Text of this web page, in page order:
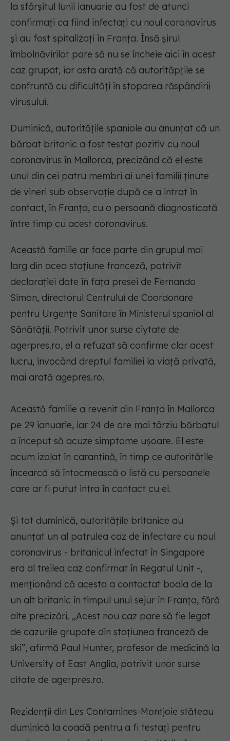
la sfârşitul lunii ianuarie au fost de atunci
confirmaţi ca fiind infectaţi cu noul coronavirus
şi au fost spitalizaţi în Franţa. Însă şirul
îmbolnăvirilor pare să nu se încheie aici în acest
caz grupat, iar asta arată că autorităpțile se
confruntă cu dificultăți în stoparea răspândirii
virusului.
Duminică, autorităţile spaniole au anunţat că un
bărbat britanic a fost testat pozitiv cu noul
coronavirus în Mallorca, precizând că el este
unul din cei patru membri ai unei familii ţinute
de vineri sub observaţie după ce a intrat în
contact, în Franţa, cu o persoană diagnosticată
între timp cu acest coronavirus.
Această familie ar face parte din grupul mai
larg din acea staţiune franceză, potrivit
declaraţiei date în faţa presei de Fernando
Simon, directorul Centrului de Coordonare
pentru Urgenţe Sanitare în Ministerul spaniol al
Sănătăţii. Potrivit unor surse ciytate de
agerpres.ro, el a refuzat să confirme clar acest
lucru, invocând dreptul familiei la viaţă privată,
mai arată agepres.ro.
Această familie a revenit din Franţa în Mallorca
pe 29 ianuarie, iar 24 de ore mai târziu bărbatul
a început să acuze simptome uşoare. El este
acum izolat în carantină, în timp ce autorităţile
încearcă să întocmească o listă cu persoanele
care ar fi putut intra în contact cu el.
Şi tot duminică, autorităţile britanice au
anunţat un al patrulea caz de infectare cu noul
coronavirus - britanicul infectat în Singapore
era al treilea caz confirmat în Regatul Unit -,
menţionând că acesta a contactat boala de la
un alt britanic în timpul unui sejur în Franţa, fără
alte precizări. „Acest nou caz pare să fie legat
de cazurile grupate din staţiunea franceză de
ski”, afirmă Paul Hunter, profesor de medicină la
University of East Anglia, potrivit unor surse
citate de agerpres.ro.
Rezidenţii din Les Contamines-Montjoie stăteau
duminică la coadă pentru a fi testaţi pentru